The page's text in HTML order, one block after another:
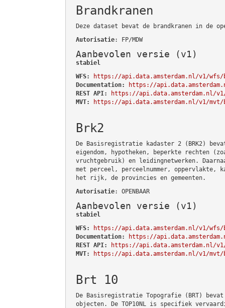
Brandkranen
Deze dataset bevat de brandkranen in de
Autorisatie: FP/MDW
Aanbevolen versie (v1)
stabiel
WFS:
https://api.data.amsterdam.nl/v1/wfs/
Documentation:
https://
REST API:
https://api.data.amsterdam.nl/
MVT:
https://api.data.amsterdam.nl/v1/mvt/
Brk2
De Basisregistratie kadaster 2 (BRK2)
eigendom, hypotheken, beperkte rechten
vruchtgebruik) en leidingnetwerken.
met perceel, perceelnummer, oppervlakte,
het rijk, de provincies en gemeenten.
Autorisatie: OPENBAAR
Aanbevolen versie (v1)
stabiel
WFS:
https://api.data.amsterdam.nl/v1/wfs/
Documentation:
https://
REST API:
https://api.data.amsterdam.nl/
MVT:
https://api.data.amsterdam.nl/v1/mvt/
Brt 10
De Basisregistratie Topografie (BRT)
objecten. De TOP10NL is specifiek